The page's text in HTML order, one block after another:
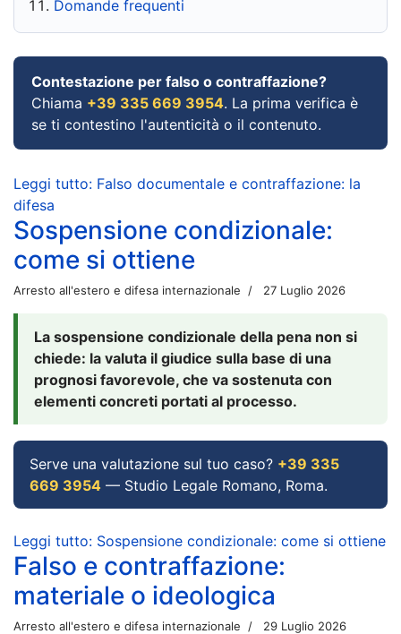
Domande frequenti
Contestazione per falso o contraffazione?
Chiama +39 335 669 3954. La prima verifica è
se ti contestino l'autenticità o il contenuto.
Leggi tutto: Falso documentale e contraffazione: la
difesa
Sospensione condizionale:
come si ottiene
Arresto all'estero e difesa internazionale 27 Luglio 2026
La sospensione condizionale della pena non si
chiede: la valuta il giudice sulla base di una
prognosi favorevole, che va sostenuta con
elementi concreti portati al processo.
Serve una valutazione sul tuo caso? +39 335
669 3954 — Studio Legale Romano, Roma.
Leggi tutto: Sospensione condizionale: come si ottiene
Falso e contraffazione:
materiale o ideologica
Arresto all'estero e difesa internazionale 29 Luglio 2026